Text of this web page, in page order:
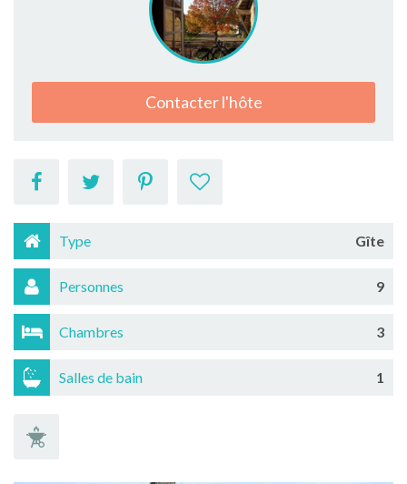
Contacter l'hôte
Type Gîte
Personnes 9
Chambres 3
Salles de bain 1